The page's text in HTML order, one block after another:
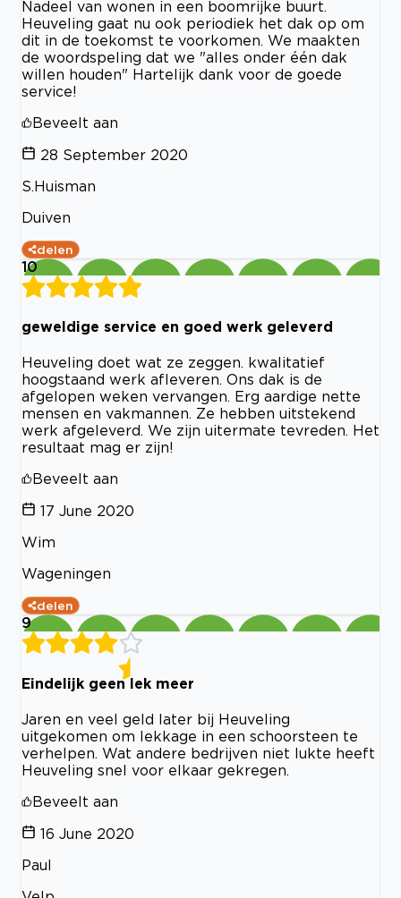
Nadeel van wonen in een boomrijke buurt.
Heuveling gaat nu ook periodiek het dak op om
dit in de toekomst te voorkomen. We maakten
de woordspeling dat we "alles onder één dak
willen houden" Hartelijk dank voor de goede
service!
Beveelt aan
28 September 2020
S.Huisman
Duiven
delen
10
geweldige service en goed werk geleverd
Heuveling doet wat ze zeggen. kwalitatief
hoogstaand werk afleveren. Ons dak is de
afgelopen weken vervangen. Erg aardige nette
mensen en vakmannen. Ze hebben uitstekend
werk afgeleverd. We zijn uitermate tevreden. Het
resultaat mag er zijn!
Beveelt aan
17 June 2020
Wim
Wageningen
delen
9
Eindelijk geen lek meer
Jaren en veel geld later bij Heuveling
uitgekomen om lekkage in een schoorsteen te
verhelpen. Wat andere bedrijven niet lukte heeft
Heuveling snel voor elkaar gekregen.
Beveelt aan
16 June 2020
Paul